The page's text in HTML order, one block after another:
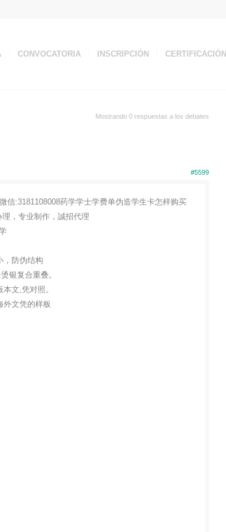
CONVOCATORIA INSCRIPCIÓN CERTIFICACIÓN
Mostrando 0 respuestas a los debates
#5599
信:3181108008药学学士学费单伪造学生卡怎样购买
，专业制作，誠招代理
，防伪结构
银复合重叠。
文,凭对照。
外文凭的样板